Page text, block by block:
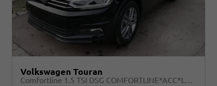
Volkswagen Touran
Comfortline 1.5 TSI DSG COMFORTLINE*ACC*LED*PDC*KAMERA*NAVI*SHZ* 7-SITZER 17-ZOLL